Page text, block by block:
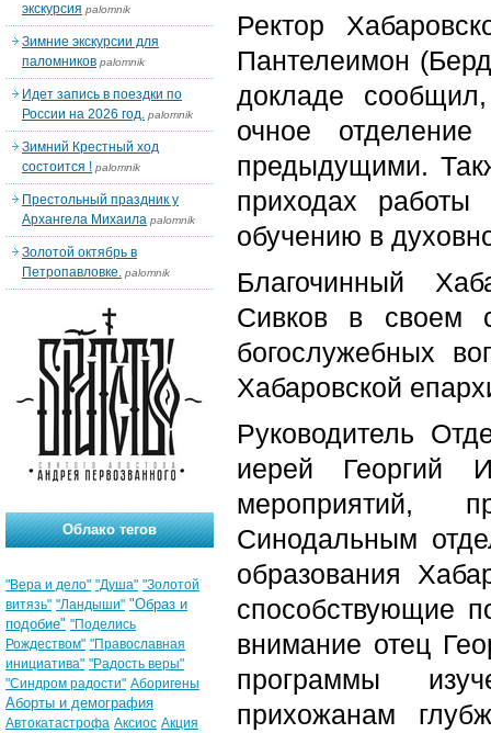
Ректор
Пантелеимон
докладе
очное
предыдущими.
приходах
обучению в
Благочинный
Сивков в своем
богослужебных
Хабаровской
Руководитель
иерей Георгий
мероприятий,
Синодальным
образования
способствующие
внимание отец
программы
прихожанам
экскурсия palomnik
Зимние экскурсии для
паломников palomnik
Идет запись в поездки по
России на 2026 год. palomnik
Зимний Крестный ход
состоится ! palomnik
Престольный праздник у
Архангела Михаила palomnik
Золотой октябрь в
Петропавловке. palomnik
Облако тегов
"Вера и дело" "Душа" "Золотой
витязь" "Ландыши" "Образ и
подобие" "Поделись
Рождеством" "Православная
инициатива" "Радость веры"
"Синдром радости" Аборигены
Аборты и демография
Автокатастрофа Аксиос Акция